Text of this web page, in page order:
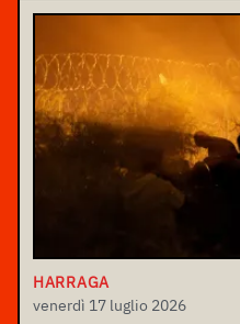
HARRAGA
venerdì 17 luglio 2026